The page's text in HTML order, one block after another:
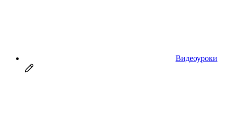
Видеоуроки